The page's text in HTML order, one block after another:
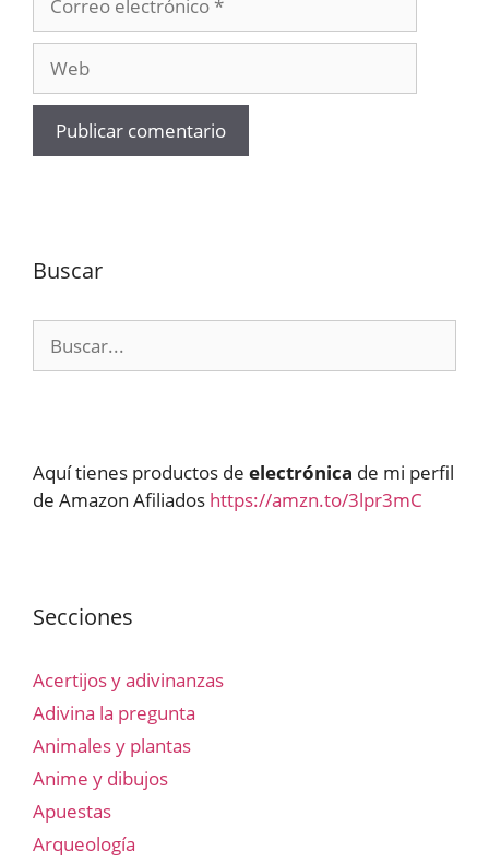
electrónico
Buscar
Aquí tienes productos de electrónica de mi perfil
de Amazon Afiliados https://amzn.to/3lpr3mC
Secciones
Acertijos y adivinanzas
Adivina la pregunta
Animales y plantas
Anime y dibujos
Apuestas
Arqueología